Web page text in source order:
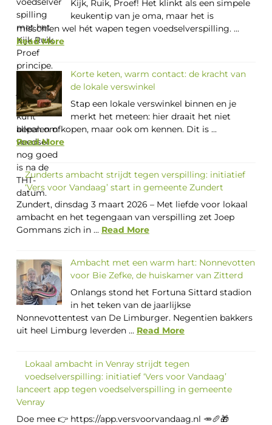
Kijk, Ruik, Proef! Het klinkt als een simpele
keukentip van je oma, maar het is
misschien wel hét wapen tegen voedselverspilling. ...
Read More
Korte keten, warm contact: de kracht van
de lokale verswinkel
Stap een lokale verswinkel binnen en je
merkt het meteen: hier draait het niet
alleen om kopen, maar ook om kennen. Dit is ...
Read More
Zunderts ambacht strijdt tegen verspilling: initiatief
‘Vers voor Vandaag’ start in gemeente Zundert
Zundert, dinsdag 3 maart 2026 – Met liefde voor lokaal
ambacht en het tegengaan van verspilling zet Joep
Gommans zich in ... Read More
Ambacht met een warm hart: Nonnevotten
voor Bie Zefke, de huiskamer van Zitterd
Onlangs stond het Fortuna Sittard stadion
in het teken van de jaarlijkse
Nonnevottentest van De Limburger. Negentien bakkers
uit heel Limburg leverden ... Read More
Lokaal ambacht in Venray strijdt tegen
voedselverspilling: initiatief ‘Vers voor Vandaag’
lanceert app tegen voedselverspilling in gemeente
Venray
Doe mee 👉 https://app.versvoorvandaag.nl 🥕🥖🎁